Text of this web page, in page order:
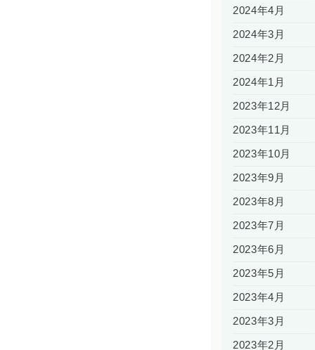
2024年4月
2024年3月
2024年2月
2024年1月
2023年12月
2023年11月
2023年10月
2023年9月
2023年8月
2023年7月
2023年6月
2023年5月
2023年4月
2023年3月
2023年2月